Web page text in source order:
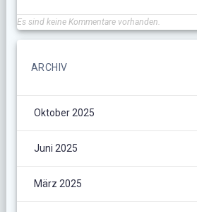
Es sind keine Kommentare vorhanden.
ARCHIV
Oktober 2025
Juni 2025
März 2025